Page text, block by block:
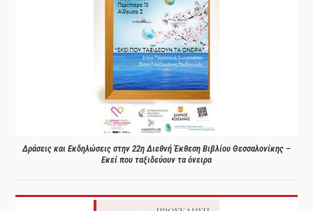
Δράσεις και Εκδηλώσεις στην 22η Διεθνή Έκθεση Βιβλίου Θεσσαλονίκης –
Εκεί που ταξιδεύουν τα όνειρα